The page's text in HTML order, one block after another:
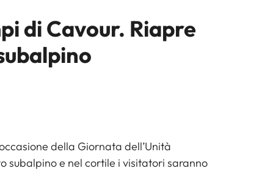
di Cavour. Riapre
della Giornata dell’Unità
subalpino e nel cortile i visitatori saranno